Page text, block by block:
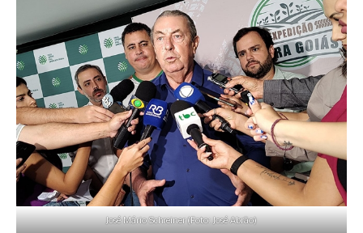
José Mário Schreiner (Foto: José Abrão)